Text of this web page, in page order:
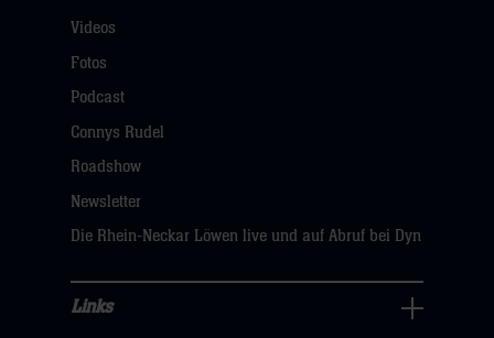
Fans
Navigation
öffnen,
hier
Videos
Fotos
Podcast
Connys Rudel
Roadshow
Newsletter
Die Rhein-Neckar Löwen live und auf Abruf bei Dyn
Links